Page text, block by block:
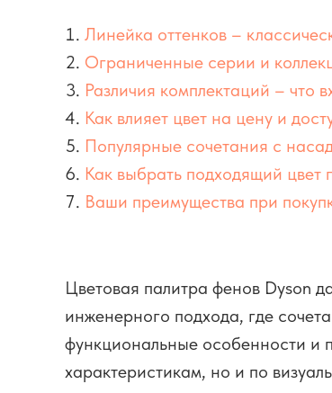
Линейка оттенков –
Ограниченные серии и
Различия комплектаций – что
Как влияет цвет на цену и
Популярные сочетания с
Как выбрать подходящий цвет
Ваши преимущества при
Цветовая палитра фенов Dyson
инженерного подхода, где
функциональные особенности и
характеристикам, но и по